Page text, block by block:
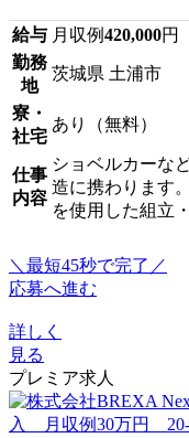
給与 月収例420,000円
勤務
地
茨城県 土浦市
寮・
社宅
あり（無料）
仕事
内容
ショベルカーな
造に携わります
を使用した組立
＼最短45秒で完了／
応募へ進む
詳しく
見る
プレミア求人